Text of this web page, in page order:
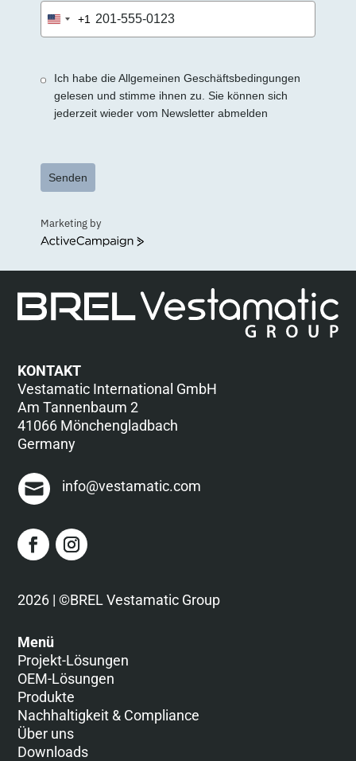
United
States
+1
Ich habe die Allgemeinen Geschäftsbedingungen
gelesen und stimme ihnen zu. Sie können sich
jederzeit wieder vom Newsletter abmelden
Senden
Marketing by
ActiveCampaign
KONTAKT
Vestamatic International GmbH
Am Tannenbaum 2
41066 Mönchengladbach
Germany
info@vestamatic.com
2026 | ©BREL Vestamatic Group
Menü
Projekt-Lösungen
OEM-Lösungen
Produkte
Nachhaltigkeit & Compliance
Über uns
Downloads